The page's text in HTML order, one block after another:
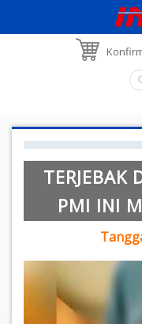
TERJEBAK
PMI INI